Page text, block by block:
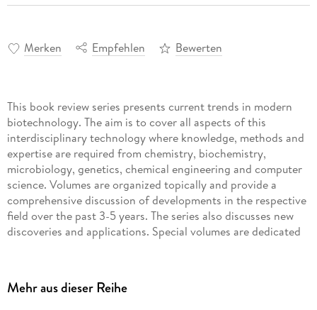
Merken Empfehlen Bewerten
This book review series presents current trends in modern
biotechnology. The aim is to cover all aspects of this
interdisciplinary technology where knowledge, methods and
expertise are required from chemistry, biochemistry,
microbiology, genetics, chemical engineering and computer
science. Volumes are organized topically and provide a
comprehensive discussion of developments in the respective
field over the past 3-5 years. The series also discusses new
discoveries and applications. Special volumes are dedicated
In general, special volumes are edited by well-known guest
Mehr aus dieser Reihe